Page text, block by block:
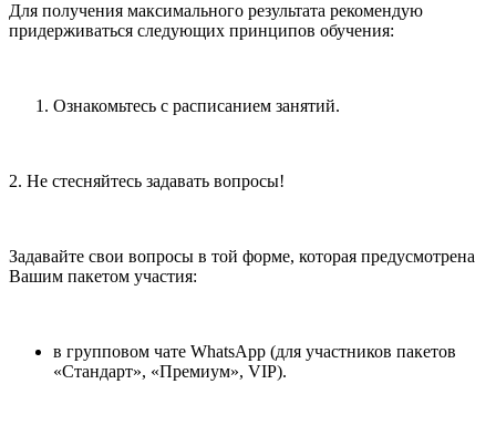
Для получения максимального результата рекомендую
придерживаться следующих принципов обучения:
Ознакомьтесь с расписанием занятий.
2. Не стесняйтесь задавать вопросы!
Задавайте свои вопросы в той форме, которая предусмотрена
Вашим пакетом участия:
в групповом чате WhatsApp (для участников пакетов
«Стандарт», «Премиум», VIP).